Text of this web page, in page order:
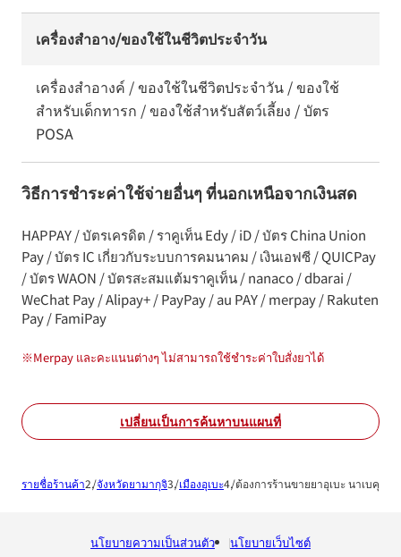
เครื่องสำอาง/ของใช้ในชีวิตประจำวัน
เครื่องสำอางค์ / ของใช้ในชีวิตประจำวัน / ของใช้
สำหรับเด็กทารก / ของใช้สำหรับสัตว์เลี้ยง / บัตร
POSA
วิธีการชำระค่าใช้จ่ายอื่นๆ ที่นอกเหนือจากเงินสด
HAPPAY / บัตรเครดิต / ราคูเท็น Edy / iD / บัตร China Union
Pay / บัตร IC เกี่ยวกับระบบการคมนาคม / เงินเอฟซี / QUICPay
/ บัตร WAON / บัตรสะสมแต้มราคูเท็น / nanaco / dbarai /
WeChat Pay / Alipay+ / PayPay / au PAY / merpay / Rakuten
Pay / FamiPay
※Merpay และคะแนนต่างๆ ไม่สามารถใช้ชำระค่าใบสั่งยาได้
เปลี่ยนเป็นการค้นหาบนแผนที่
รายชื่อร้านค้า จังหวัดยามากุจิ เมืองอุเบะ ต้องการร้านขายยาอุเบะ นาเบคุระ
นโยบายความเป็นส่วนตัว นโยบายเว็บไซต์